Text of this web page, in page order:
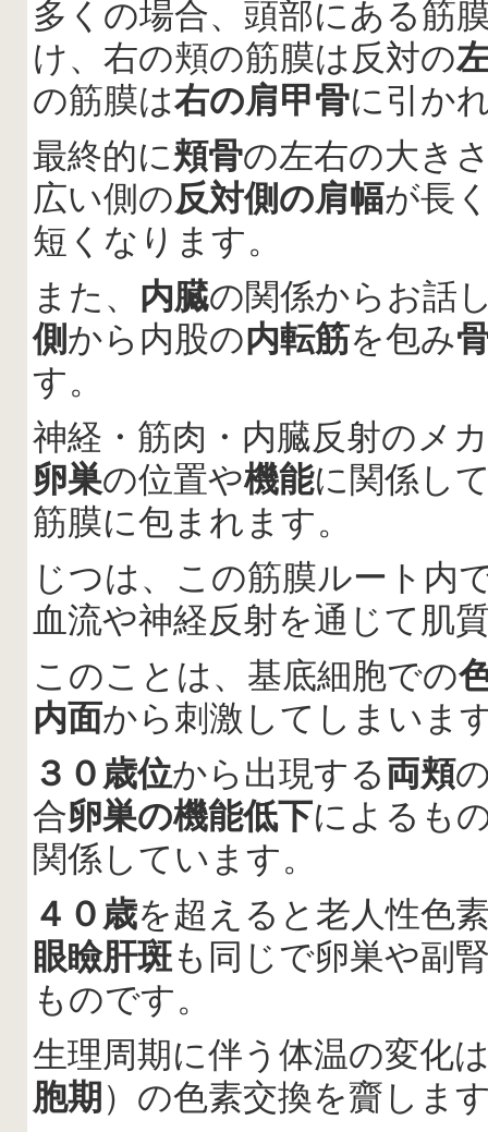
多くの場合、頭部にある筋
け、右の頬の筋膜は反対の
の筋膜は右の肩甲骨に引か
最終的に頬骨の左右の大き
広い側の反対側の肩幅が長
短くなります。
また、 内臓の関係からお話
側から内股の内転筋を包み
す。
神経・筋肉・内臓反射のメ
卵巣の位置や機能に関係し
筋膜に包まれます。
じつは、この筋膜ルート内
血流や神経反射を通じて肌
このことは、基底細胞での
内面から刺激してしまいま
３０歳位から出現する両頬
合卵巣の機能低下によるも
関係しています。
４０歳を超えると老人性色
眼瞼肝斑も同じで卵巣や副
ものです。
生理周期に伴う体温の変化
胞期 ）の色素交換を齎しま